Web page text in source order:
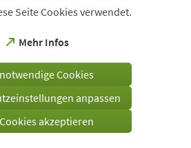
Seite Cookies verwendet.
Mehr Infos
(Öffnet
einem
Tab)
Cookies
anpassen
akzeptieren